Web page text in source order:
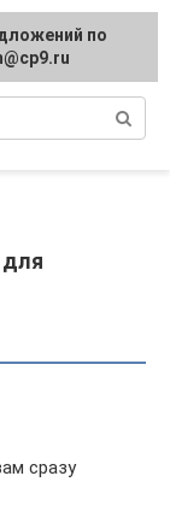
сразу
по